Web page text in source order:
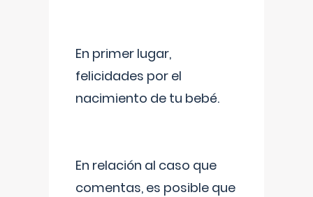
En primer lugar,
felicidades por el
nacimiento de tu bebé.
En relación al caso que
comentas, es posible que